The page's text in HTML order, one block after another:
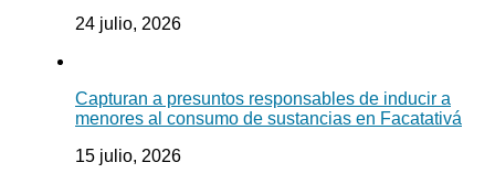
24 julio, 2026
Capturan a presuntos responsables de inducir a
menores al consumo de sustancias en Facatativá
15 julio, 2026